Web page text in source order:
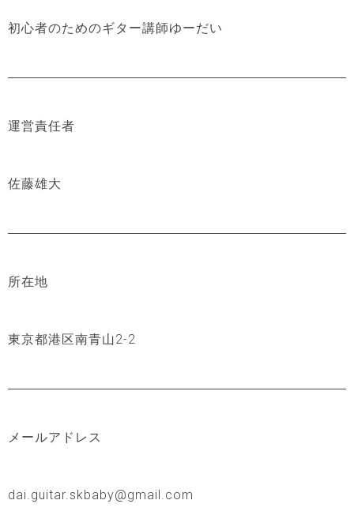
初心者のためのギター講師ゆーだい
運営責任者
佐藤雄大
所在地
東京都港区南青山2-2
メールアドレス
dai.guitar.skbaby@gmail.com